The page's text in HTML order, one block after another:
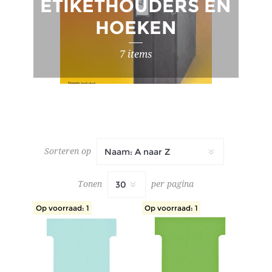
ETIKETHOUDERS EN
HOEKEN
7 items
Sorteren op
Tonen per pagina
Op voorraad: 1 Op voorraad: 1